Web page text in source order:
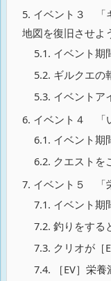
5. イベント３ 「
地図を復旧させよ
5.1. イベント期
5.2. ギルクエの
5.3. イベントア
6. イベント４ 「
6.1. イベント期
6.2. クエストを
7. イベント５ 「
7.1. イベント期
7.2. 釣りをする
7.3. クリオが［
7.4. ［EV］栄